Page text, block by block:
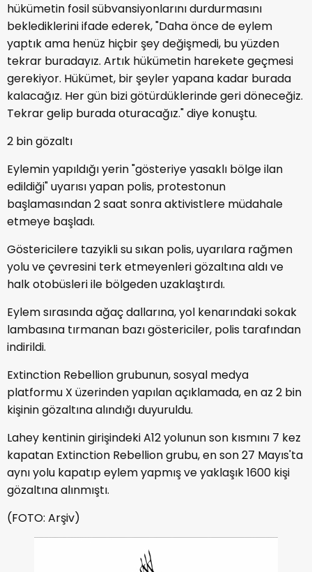
hükümetin fosil sübvansiyonlarını durdurmasını
beklediklerini ifade ederek, "Daha önce de eylem
yaptık ama henüz hiçbir şey değişmedi, bu yüzden
tekrar buradayız. Artık hükümetin harekete geçmesi
gerekiyor. Hükümet, bir şeyler yapana kadar burada
kalacağız. Her gün bizi götürdüklerinde geri döneceğiz.
Tekrar gelip burada oturacağız." diye konuştu.
2 bin gözaltı
Eylemin yapıldığı yerin "gösteriye yasaklı bölge ilan
edildiği" uyarısı yapan polis, protestonun
başlamasından 2 saat sonra aktivistlere müdahale
etmeye başladı.
Göstericilere tazyikli su sıkan polis, uyarılara rağmen
yolu ve çevresini terk etmeyenleri gözaltına aldı ve
halk otobüsleri ile bölgeden uzaklaştırdı.
Eylem sırasında ağaç dallarına, yol kenarındaki sokak
lambasına tırmanan bazı göstericiler, polis tarafından
indirildi.
Extinction Rebellion grubunun, sosyal medya
platformu X üzerinden yapılan açıklamada, en az 2 bin
kişinin gözaltına alındığı duyuruldu.
Lahey kentinin girişindeki A12 yolunun son kısmını 7 kez
kapatan Extinction Rebellion grubu, en son 27 Mayıs'ta
aynı yolu kapatıp eylem yapmış ve yaklaşık 1600 kişi
gözaltına alınmıştı.
(FOTO: Arşiv)